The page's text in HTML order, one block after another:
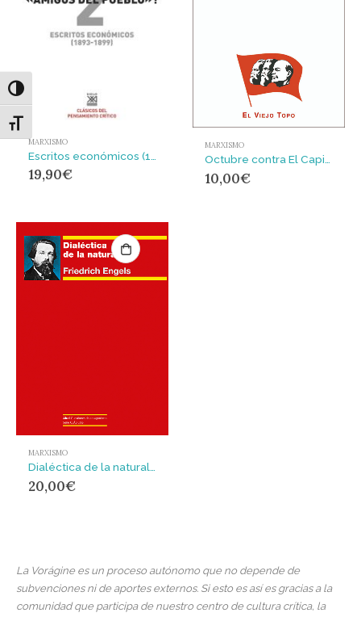
Alternar alto contraste
Alternar tamaño de letra
MARXISMO
19,90€
MARXISMO
10,00€
MARXISMO
Dialéctica de la naturaleza
20,00€
La Vorágine es un proceso autónomo que no depende de
subvenciones ni de aportes externos. Si esto es así es gracias a la
comunidad que participa de nuestro centro de cultura crítica, la